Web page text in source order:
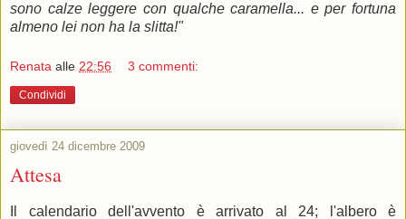
sono calze leggere con qualche caramella... e per fortuna
almeno lei non ha la slitta!"
Renata alle 22:56 3 commenti:
Condividi
giovedì 24 dicembre 2009
Attesa
Il calendario dell'avvento è arrivato al 24; l'albero è